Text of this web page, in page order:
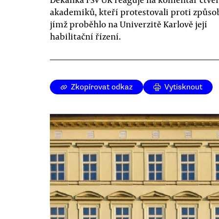
akademiků, kteří protestovali proti
jímž proběhlo na Univerzitě Karlově její
habilitační řízení.
Zkopírovat odkaz Vytisknout